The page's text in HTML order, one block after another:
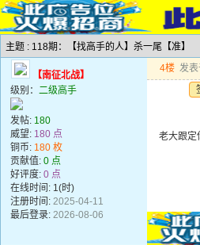
主题 : 118期：【找高手的人】杀一尾【准】
【南征北战】
级别： 二级高手
发帖: 180
威望: 180 点
铜币: 180 枚
贡献值: 0 点
好评度: 0 点
在线时间: 1(时)
注册时间: 2025-04-11
最后登录: 2026-08-06
4楼 发
老大跟定